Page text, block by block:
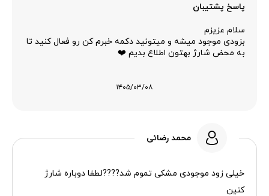
پاسخ پشتیبان
سلام عزیزم
بزودی موجود میشه و میتونید دکمه خبرم کن رو فعال کنید تا
به محض شارژ بهتون اطلاع بدیم ❤️
۱۴۰۵/۰۳/۰۸
محمد رضائی
خیلی زود موجودی مشکی تموم شد????لطفا دوباره شارژ
کنین